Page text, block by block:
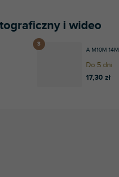
i wideo
A M10M 14M
Do 5 dni
17,30 zł